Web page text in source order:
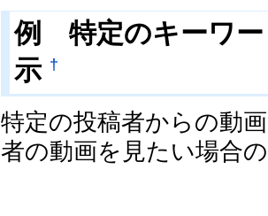
例 特定のキーワー
示 †
特定の投稿者からの動
者の動画を見たい場合